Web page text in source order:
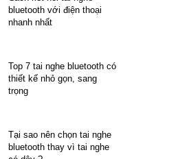
bluetooth với điện thoại
nhanh nhất
Top 7 tai nghe bluetooth có
thiết kế nhỏ gọn, sang
trọng
Tại sao nên chọn tai nghe
bluetooth thay vì tai nghe